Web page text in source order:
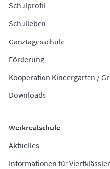
Schulprofil
Schulleben
Ganztagesschule
Förderung
Kooperation Kindergarten /
Downloads
Werkrealschule
Aktuelles
Informationen für Viertklässler